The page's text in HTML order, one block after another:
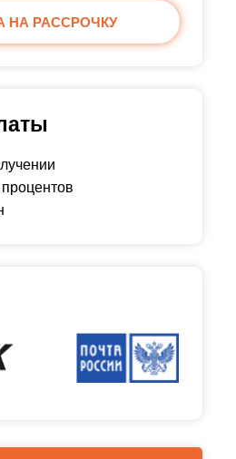
НА РАССРОЧКУ